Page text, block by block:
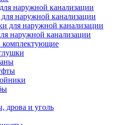
наружной канализации
наружной канализации
для наружной канализации
наружной канализации
дрова и уголь